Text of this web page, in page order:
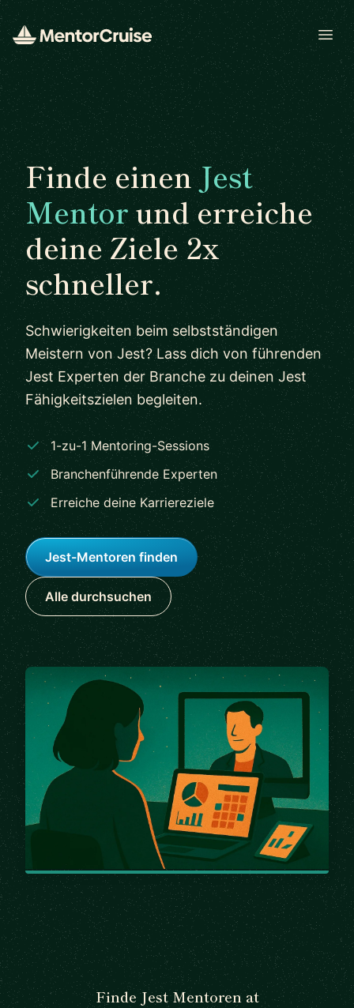
Finde einenJest
Mentorund erreiche
deine Ziele 2x
schneller.
Schwierigkeiten beim selbstständigen
Meistern von Jest? Lass dich von führenden
Jest Experten der Branche zu deinen Jest
Fähigkeitszielen begleiten.
1-zu-1 Mentoring-Sessions
Branchenführende Experten
Erreiche deine Karriereziele
Jest-Mentoren finden
Alle durchsuchen
Finde Jest Mentoren at